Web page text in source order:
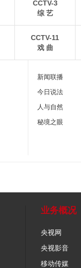
杭台高铁温玉段途经
CCTV-3
综 艺
CCTV-11
戏 曲
新闻联播
今日说法
人与自然
秘境之眼
业务概况
央视网
央视影音
移动传媒